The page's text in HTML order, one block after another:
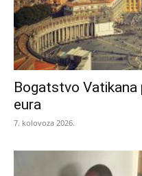
Bogatstvo Vatikana
eura
7. kolovoza 2026.